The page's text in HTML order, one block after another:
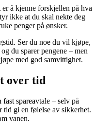
å kjenne forskjellen på hva
ikke at du skal nekte deg
penger på ønsker.
Ser du noe du vil kjøpe,
du sparer pengene – men
med god samvittighet.
over tid
spareavtale – selv på
tid gi en følelse av sikkerhet.
vanen.